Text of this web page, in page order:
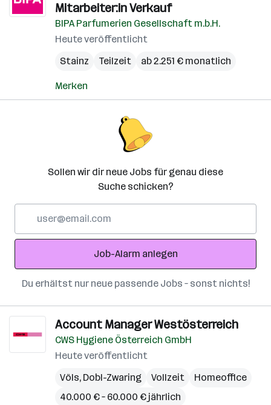
Mitarbeiter:in Verkauf
BIPA Parfumerien Gesellschaft m.b.H.
Heute veröffentlicht
Stainz
Teilzeit ab 2.251 € monatlich
Merken
Sollen wir dir neue Jobs für genau diese
Suche schicken?
Adresse
Job-Alarm anlegen
Du erhältst nur neue passende Jobs – sonst nichts!
Account Manager Westösterreich
CWS Hygiene Österreich GmbH
Heute veröffentlicht
Völs, Dobl-Zwaring Vollzeit
Homeoffice
40.000 € – 60.000 € jährlich